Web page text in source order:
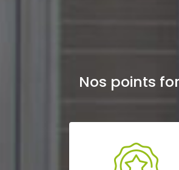
Nos points